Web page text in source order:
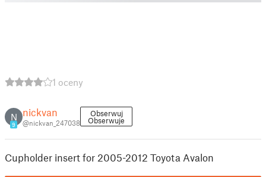
1 oceny
N
9
nickvan
@nickvan_247038
Obserwuj
Obserwuje
Cupholder insert for 2005-2012 Toyota Avalon